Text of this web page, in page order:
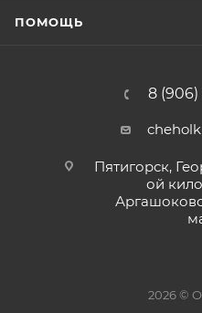
ПОМОЩЬ
8 (906)
Пятигорск,
ой
2026 ©